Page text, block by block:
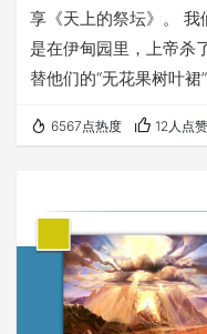
享《天上的祭坛》。 我
是在伊甸园里，上帝杀
替他们的“无花果树叶
我们会惊奇地发现，有
说了哪些重要的话？ “
的圣徒，有什么关系？
6567点热度 12人点赞